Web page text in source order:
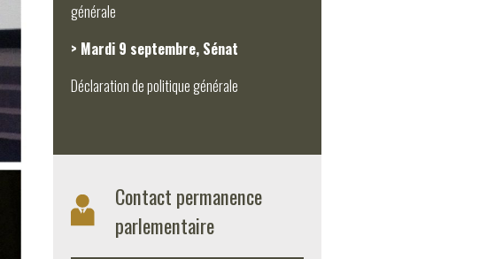
générale
> Mardi 9 septembre, Sénat
Déclaration de politique générale
Contact permanence
parlementaire